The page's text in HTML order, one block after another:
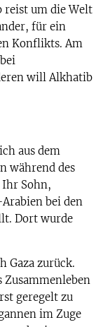
reist um die Welt
für ein
Konflikts. Am
will Alkhatib
aus dem
während des
Sohn,
bei den
Dort wurde
Gaza zurück.
Zusammenleben
geregelt zu
im Zuge